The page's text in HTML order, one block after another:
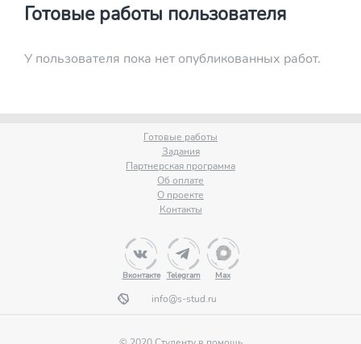
Готовые работы пользователя
У пользователя пока нет опубликованных работ.
Готовые работы
Задания
Партнерская программа
Об оплате
О проекте
Контакты
Вконтакте Telegram Max
info@s-stud.ru